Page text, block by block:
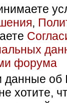
,
форума
данные об
хотите,